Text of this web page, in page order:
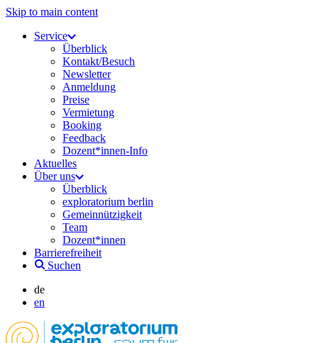
Skip to main content
Service
Überblick
Kontakt/Besuch
Newsletter
Anmeldung
Preise
Vermietung
Booking
Feedback
Dozent*innen-Info
Aktuelles
Über uns
Überblick
exploratorium berlin
Gemeinnützigkeit
Team
Dozent*innen
Barrierefreiheit
Suchen
de
en